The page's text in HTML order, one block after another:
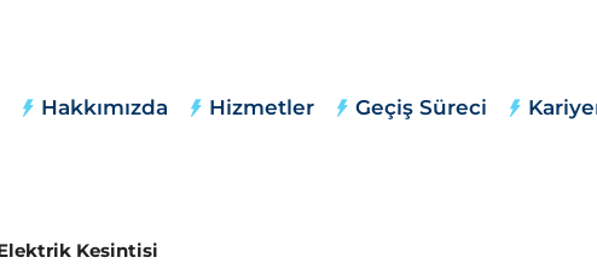
Hakkımızda Hizmetler Geçiş Süreci
Kesintisi